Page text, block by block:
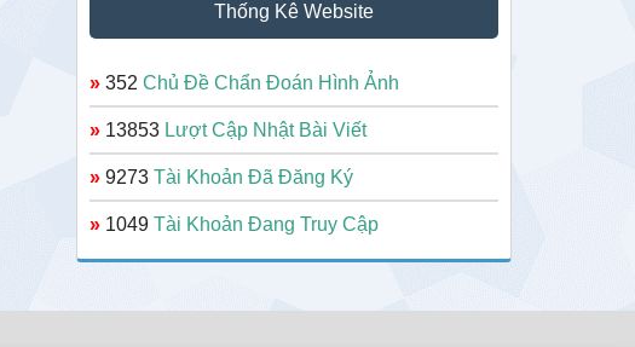
Thống Kê Website
» 352 Chủ Đề Chẩn Đoán Hình Ảnh
» 13853 Lượt Cập Nhật Bài Viết
» 9273 Tài Khoản Đã Đăng Ký
» 1049 Tài Khoản Đang Truy Cập